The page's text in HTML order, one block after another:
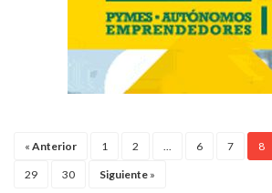
« Anterior 1 2 ... 6 7 8
29 30 Siguiente »